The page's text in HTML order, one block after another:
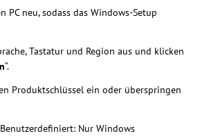
PC neu, sodass das Windows-Setup
Tastatur und Region aus und klicken
“.
Produktschlüssel ein oder überspringen
Nur Windows